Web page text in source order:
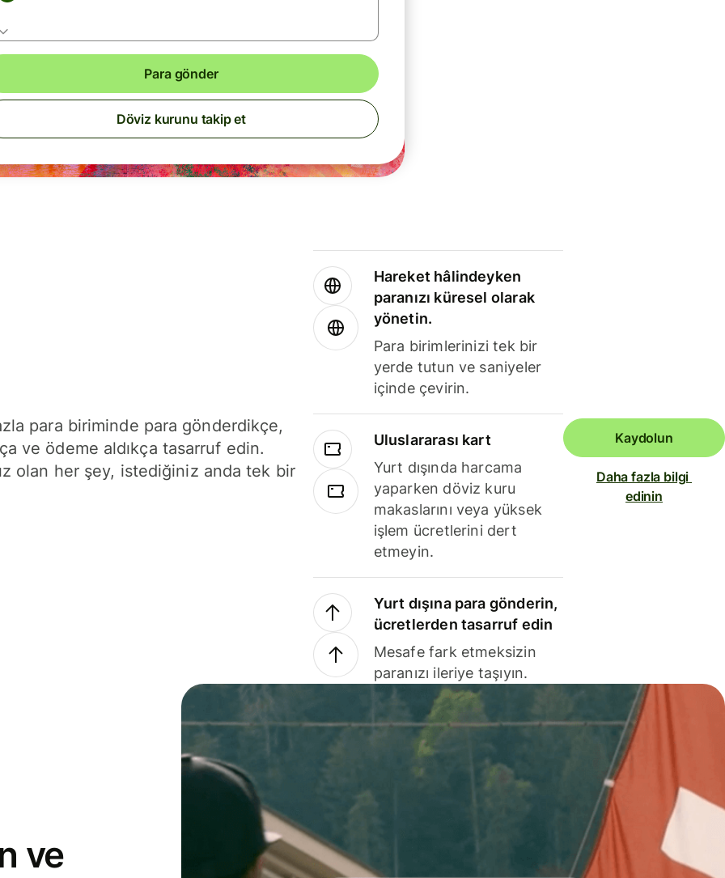
Para gönder
Döviz kurunu takip et
para biriminde para gönderdikçe,
ve ödeme aldıkça tasarruf edin.
olan her şey, istediğiniz anda tek bir
Hareket hâlindeyken
paranızı küresel olarak
yönetin.
Para birimlerinizi tek bir
yerde tutun ve saniyeler
içinde çevirin.
Uluslararası kart
Yurt dışında harcama
yaparken döviz kuru
makaslarını veya yüksek
işlem ücretlerini dert
etmeyin.
Yurt dışına para gönderin,
ücretlerden tasarruf edin
Mesafe fark etmeksizin
paranızı ileriye taşıyın.
Kaydolun
Daha fazla bilgi
edinin
ve